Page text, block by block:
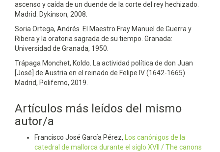
ascenso y caída de un duende de la corte del rey hechizado.
Madrid: Dykinson, 2008.
Soria Ortega, Andrés. El Maestro Fray Manuel de Guerra y
Ribera y la oratoria sagrada de su tiempo. Granada:
Universidad de Granada, 1950.
Trápaga Monchet, Koldo. La actividad política de don Juan
[José] de Austria en el reinado de Felipe IV (1642-1665).
Madrid, Polifemo, 2019.
Artículos más leídos del mismo
autor/a
Francisco José García Pérez, Los canónigos de la
catedral de mallorca durante el siglo XVII / The canons